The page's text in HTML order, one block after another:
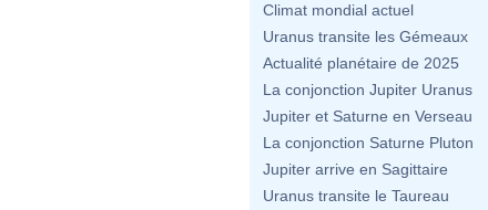
Climat mondial actuel
Uranus transite les Gémeaux
Actualité planétaire de 2025
La conjonction Jupiter Uranus
Jupiter et Saturne en Verseau
La conjonction Saturne Pluton
Jupiter arrive en Sagittaire
Uranus transite le Taureau